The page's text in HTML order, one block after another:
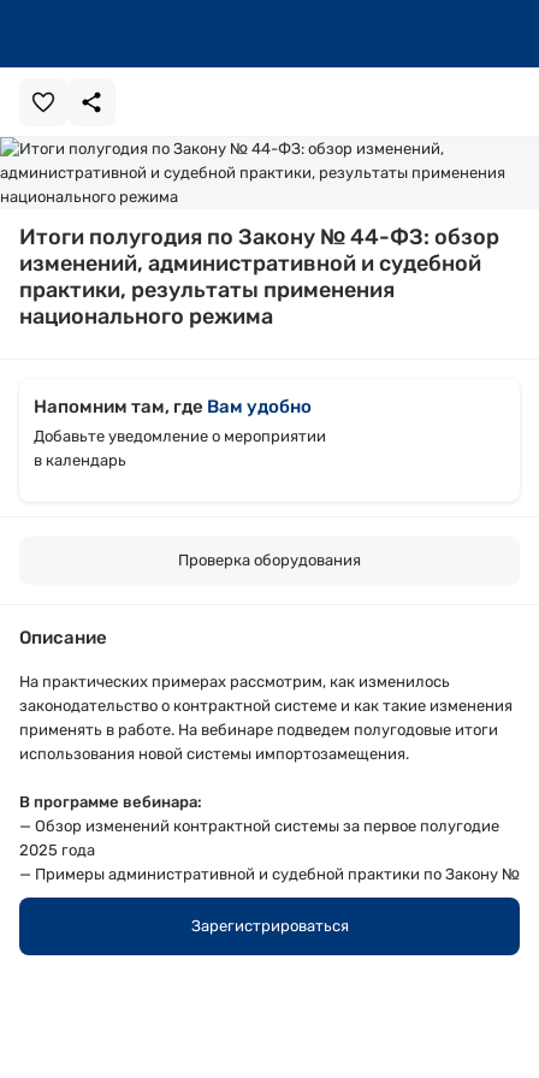
Итоги полугодия по Закону № 44-ФЗ: обзор
изменений, административной и судебной
практики, результаты применения
национального режима
Напомним там, где Вам удобно
Добавьте уведомление о мероприятии
в календарь
Проверка оборудования
Описание
На практических примерах рассмотрим, как изменилось
законодательство о контрактной системе и как такие изменения
применять в работе. На вебинаре подведем полугодовые итоги
использования новой системы импортозамещения.
В программе вебинара:
— Обзор изменений контрактной системы за первое полугодие
2025 года
— Примеры административной и судебной практики по Закону №
44-ФЗ
Применение национального режима: подводим итоги за первое
полугодие 2025 года
Зарегистрироваться